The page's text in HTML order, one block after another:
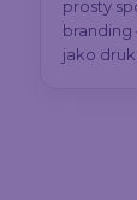
prosty
jako